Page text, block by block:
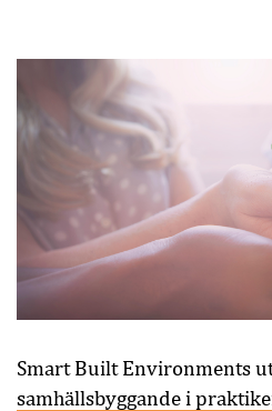
Smart Built Environments
samhällsbyggande i